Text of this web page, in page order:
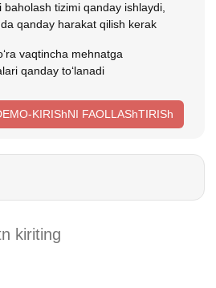
baholash tizimi qanday ishlaydi,
qanday harakat qilish kerak
vaqtincha mehnatga
qanday toʻlanadi
KIRIShNI FAOLLAShTIRISh